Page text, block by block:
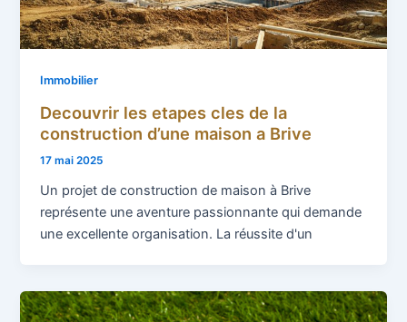
Immobilier
Decouvrir les etapes cles de la
construction d’une maison a Brive
17 mai 2025
Un projet de construction de maison à Brive
représente une aventure passionnante qui demande
une excellente organisation. La réussite d'un